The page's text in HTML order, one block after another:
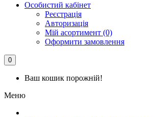
Особистий кабінет
Реєстрація
Авторизація
Мій асортимент (0)
Оформити замовлення
0
Ваш кошик порожній!
Меню